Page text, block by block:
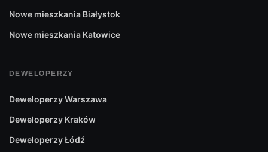
Nowe mieszkania Białystok
Nowe mieszkania Katowice
DEWELOPERZY
Deweloperzy Warszawa
Deweloperzy Kraków
Deweloperzy Łódź